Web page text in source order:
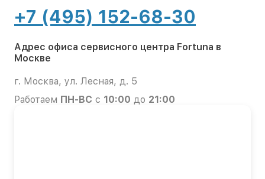
+7 (495) 152-68-30
Адрес офиса сервисного центра Fortuna в
Москве
г. Москва, ул. Лесная, д. 5
Работаем ПН-ВС с 10:00 до 21:00